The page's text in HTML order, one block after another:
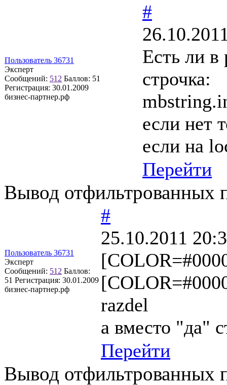
Пользователь 36731
Эксперт
Сообщений: 512 Баллов: 51
Регистрация: 30.01.2009
бизнес-партнер.рф
#
Есть ли в
строчка:
если нет
если на
Перейти
Вывод отфильтрованных
Пользователь 36731
Эксперт
Сообщений: 512 Баллов:
51 Регистрация: 30.01.2009
бизнес-партнер.рф
#
25.10.2011
razdel
а вместо "да"
Перейти
Вывод отфильтрованных